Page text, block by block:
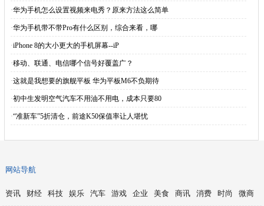
·华为手机怎么设置视频来电秀？原来方法这么简单
·华为手机带不带Pro有什么区别，综合来看，哪
·iPhone 8的大小更大的手机屏幕--iP
·移动、联通、电信哪个信号好覆盖广？
·这就是我想要的旗舰平板 华为平板M6不负期待
·初中生发明空气汽车不用油不用电，成本只要80
·“准新车”5折清仓，前途K50保值率让人堪忧
网站导航
资讯 财经 科技 娱乐 汽车 游戏 企业 美食 商讯 消费 时尚 微商